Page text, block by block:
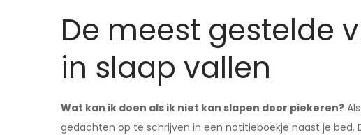
De meest gestelde
in slaap vallen
Wat kan ik doen als ik niet kan slapen door piekeren?
gedachten op te schrijven in een notitieboekje naast je